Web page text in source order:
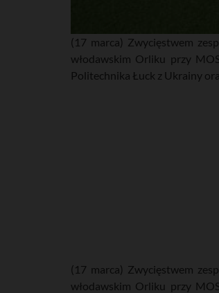
(17 marca) Zwycięstwem
włodawskim Orliku przy
Politechnika Łuck z Ukrainy
(17 marca) Zwycięstwem
włodawskim Orliku przy